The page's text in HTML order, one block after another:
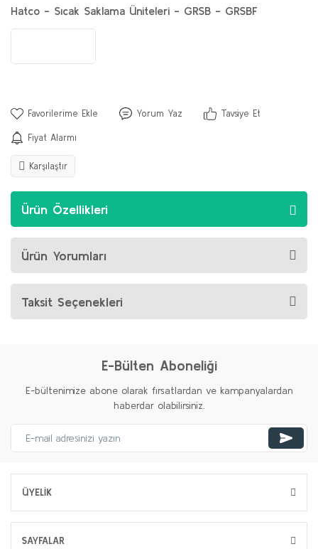
Hatco - Sıcak Saklama Üniteleri - GRSB - GRSBF
Yorum Yaz Tavsiye Et
Fiyat Alarmı
Karşılaştır
Ürün Özellikleri
Ürün Yorumları
Taksit Seçenekleri
E-Bülten Aboneliği
E-bültenimize abone olarak fırsatlardan ve kampanyalardan
haberdar olabilirsiniz.
ÜYELİK
SAYFALAR